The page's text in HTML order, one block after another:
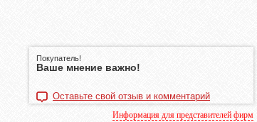
Покупатель!
Ваше мнение важно!
Оставьте свой отзыв и комментарий
Информация для представителей фирм